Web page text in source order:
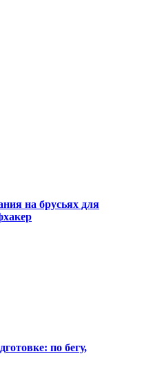
на брусьях для
по бегу,